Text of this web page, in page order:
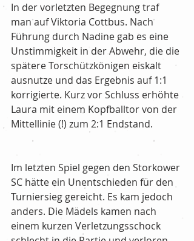
In der vorletzten Begegnung traf
man auf Viktoria Cottbus. Nach
Führung durch Nadine gab es eine
Unstimmigkeit in der Abwehr, die die
spätere Torschützkönigen eiskalt
ausnutze und das Ergebnis auf 1:1
korrigierte. Kurz vor Schluss erhöhte
Laura mit einem Kopfballtor von der
Mittellinie (!) zum 2:1 Endstand.
Im letzten Spiel gegen den Storkower
SC hätte ein Unentschieden für den
Turniersieg gereicht. Es kam jedoch
anders. Die Mädels kamen nach
einem kurzen Verletzungsschock